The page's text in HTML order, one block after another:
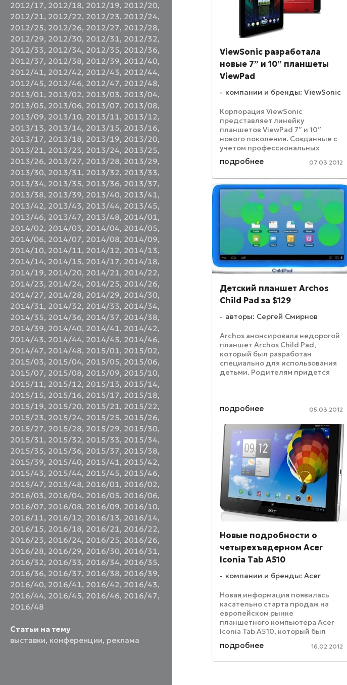
2012/17, 2012/18, 2012/19, 2012/20,
2012/21, 2012/22, 2012/23, 2012/24,
2012/25, 2012/26, 2012/27, 2012/28,
2012/29, 2012/30, 2012/31, 2012/32,
2012/33, 2012/34, 2012/35, 2012/36,
2012/37, 2012/38, 2012/39, 2012/40,
2012/41, 2012/42, 2012/43, 2012/44,
2012/45, 2012/46, 2012/47, 2012/48,
2013/01, 2013/02, 2013/03, 2013/04,
2013/05, 2013/06, 2013/07, 2013/08,
2013/09, 2013/10, 2013/11, 2013/12,
2013/13, 2013/14, 2013/15, 2013/16,
2013/17, 2013/18, 2013/19, 2013/20,
2013/21, 2013/23, 2013/24, 2013/25,
2013/26, 2013/27, 2013/28, 2013/29,
2013/30, 2013/31, 2013/32, 2013/33,
2013/34, 2013/35, 2013/36, 2013/37,
2013/38, 2013/39, 2013/40, 2013/41,
2013/42, 2013/43, 2013/44, 2013/45,
2013/46, 2013/47, 2013/48, 2014/01,
2014/02, 2014/03, 2014/04, 2014/05,
2014/06, 2014/07, 2014/08, 2014/09,
2014/10, 2014/11, 2014/12, 2014/13,
2014/14, 2014/15, 2014/17, 2014/18,
2014/19, 2014/20, 2014/21, 2014/22,
2014/23, 2014/24, 2014/25, 2014/26,
2014/27, 2014/28, 2014/29, 2014/30,
2014/31, 2014/32, 2014/33, 2014/34,
2014/35, 2014/36, 2014/37, 2014/38,
2014/39, 2014/40, 2014/41, 2014/42,
2014/43, 2014/44, 2014/45, 2014/46,
2014/47, 2014/48, 2015/01, 2015/02,
2015/03, 2015/04, 2015/05, 2015/06,
2015/07, 2015/08, 2015/09, 2015/10,
2015/11, 2015/12, 2015/13, 2015/14,
2015/15, 2015/16, 2015/17, 2015/18,
2015/19, 2015/20, 2015/21, 2015/22,
2015/23, 2015/24, 2015/25, 2015/26,
2015/27, 2015/28, 2015/29, 2015/30,
2015/31, 2015/32, 2015/33, 2015/34,
2015/35, 2015/36, 2015/37, 2015/38,
2015/39, 2015/40, 2015/41, 2015/42,
2015/43, 2015/44, 2015/45, 2015/46,
2015/47, 2015/48, 2016/01, 2016/02,
2016/03, 2016/04, 2016/05, 2016/06,
2016/07, 2016/08, 2016/09, 2016/10,
2016/11, 2016/12, 2016/13, 2016/14,
2016/15, 2016/18, 2016/21, 2016/22,
2016/23, 2016/24, 2016/25, 2016/26,
2016/28, 2016/29, 2016/30, 2016/31,
2016/32, 2016/33, 2016/34, 2016/35,
2016/36, 2016/37, 2016/38, 2016/39,
2016/40, 2016/41, 2016/42, 2016/43,
2016/44, 2016/45, 2016/46, 2016/47,
2016/48
Статьи на тему
выставки, конференции, реклама
ViewSonic разработала
новые 7” и 10” планшеты
ViewPad
компании и бренды: ViewSonic
Корпорация ViewSonic
представляет линейку
планшетов ViewPad 7” и 10”
нового поколения. Созданные с
учетом профессиональных
требований различных групп
пользователей, модели ViewPad
E70/G70 и E100/P100 открывают
оперативный доступ к сети
Интернет, ...
подробнее 07.03.2012
Детский планшет Archos
Child Pad за $129
авторы: Сергей Смирнов
Archos анонсировала недорогой
планшет Archos Child Pad,
который был разработан
специально для использования
детьми. Родителям придется
получат планшетный ...
подробнее 05.03.2012
Новые подробности о
четырехъядерном Acer
Iconia Tab A510
компании и бренды: Acer
Новая информация появилась
касательно старта продаж на
европейском рынке
планшетного компьютера Acer
Iconia Tab A510, который был
представлен широкой публике
на прошедшей в январе
подробнее 16.02.2012